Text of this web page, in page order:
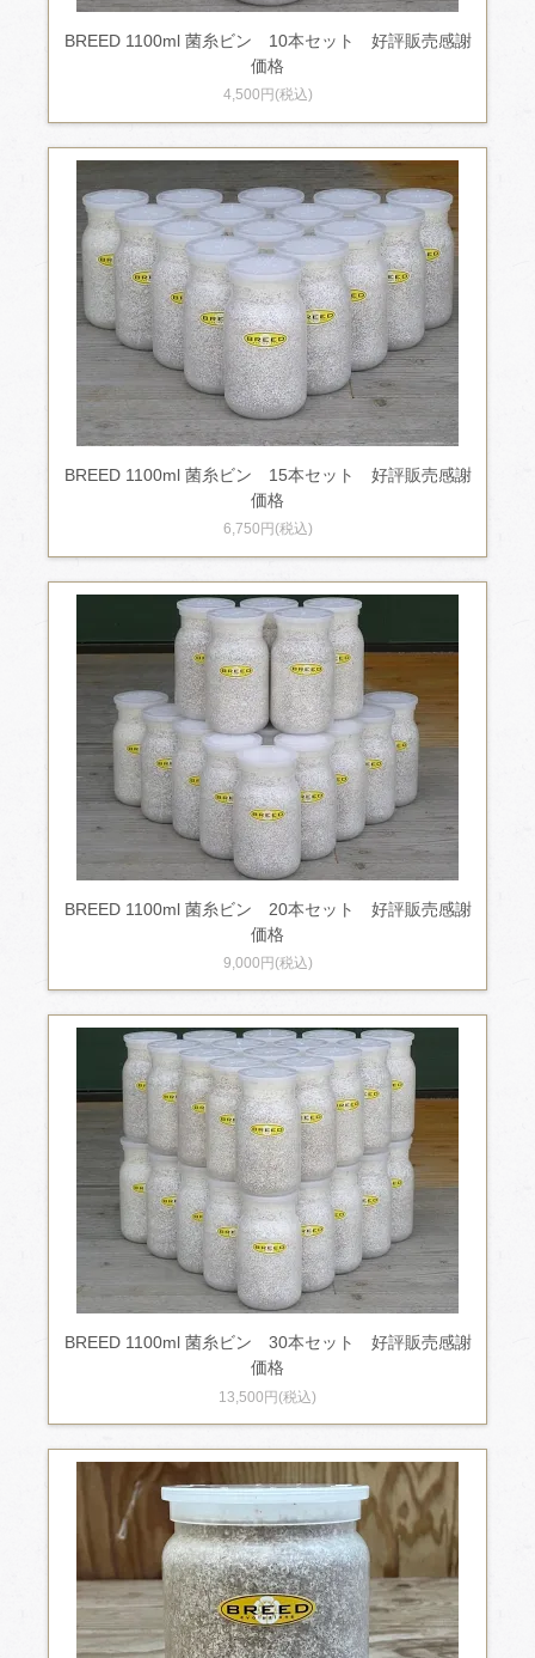
BREED 1100ml 菌糸ビン 10本セット 好評販売感謝
価格
4,500円(税込)
BREED 1100ml 菌糸ビン 15本セット 好評販売感謝
価格
6,750円(税込)
BREED 1100ml 菌糸ビン 20本セット 好評販売感謝
価格
9,000円(税込)
BREED 1100ml 菌糸ビン 30本セット 好評販売感謝
価格
13,500円(税込)